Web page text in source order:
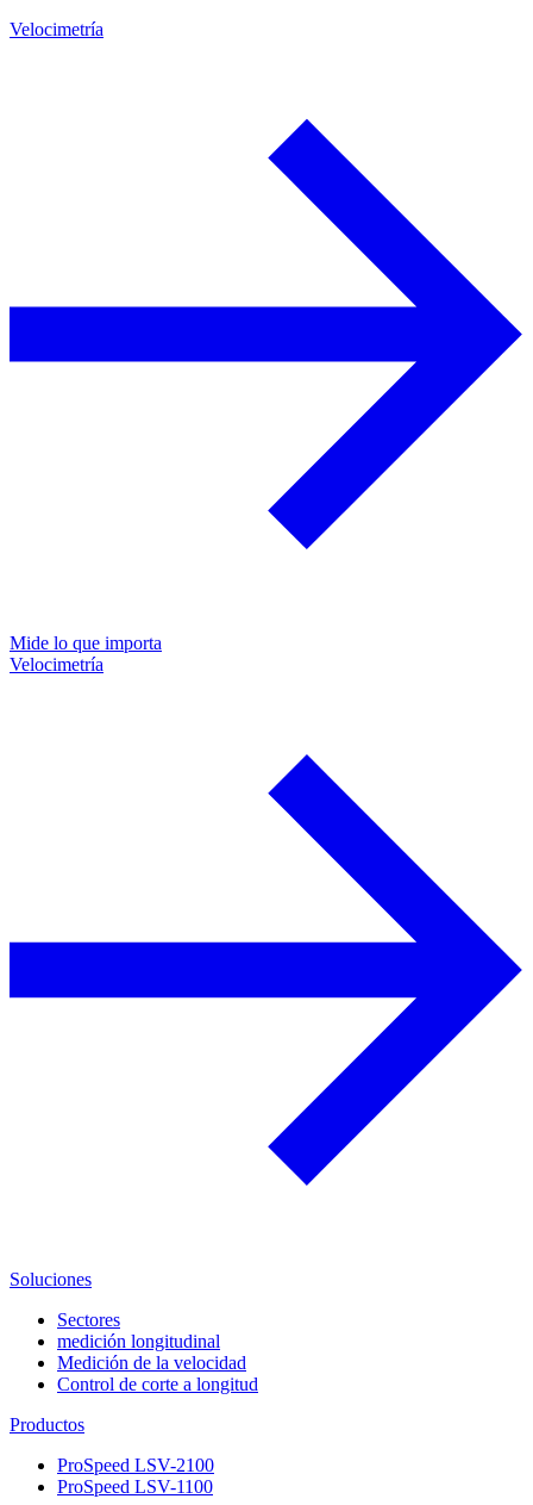
Velocimetría
Mide lo que importa
Velocimetría
Soluciones
Sectores
medición longitudinal
Medición de la velocidad
Control de corte a longitud
Productos
ProSpeed LSV-2100
ProSpeed LSV-1100